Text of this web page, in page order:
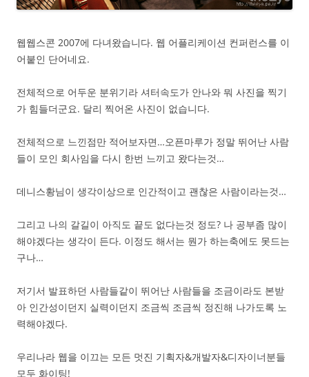
웹웹스콘 2007에 다녀왔습니다. 웹 어플리케이션 컨퍼런스를 이
어붙인 단어네요.
전체적으로 어두운 분위기라 셔터속도가 안나와 뭐 사진을 찍기
가 힘들더군요. 달리 찍어온 사진이 없습니다.
전체적으로 느낀점만 적어보자면…오픈마루가 정말 뛰어난 사람
들이 모인 회사임을 다시 한번 느끼고 왔다는것…
데니스황님이 생각이상으로 인간적이고 괜찮은 사람이라는것…
그리고 나의 갈길이 아직도 끝도 없다는것 정도? 나 공부좀 많이
해야겠다는 생각이 든다. 이정도 해서는 뭔가 하는축에도 못드는
구나…
저기서 발표하던 사람들같이 뛰어난 사람들을 조금이라도 본받
아 인간성이던지 실력이던지 조금씩 조금씩 정진해 나가도록 노
력해야겠다.
우리나라 웹을 이끄는 모든 멋진 기획자&개발자&디자이너분들
모두 화이팅!